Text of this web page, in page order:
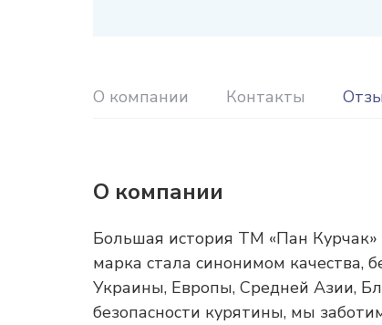
О компании Контакты
О компании
Большая история ТМ «Пан
марка стала синонимом качества,
Украины, Европы, Средней Азии,
безопасности курятины, мы